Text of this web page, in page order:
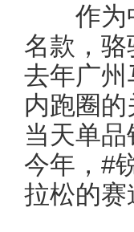
作为中
名款，骆
去年广
内跑圈
当天单
今年，#
拉松的